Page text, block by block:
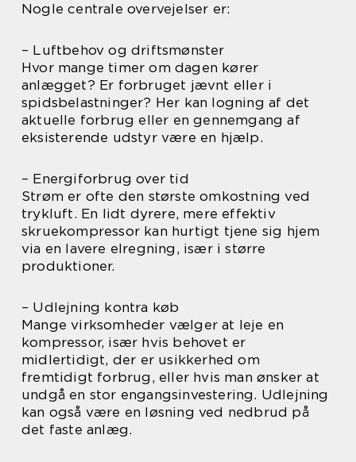
Nogle centrale overvejelser er:
– Luftbehov og driftsmønster
Hvor mange timer om dagen kører
anlægget? Er forbruget jævnt eller i
spidsbelastninger? Her kan logning af det
aktuelle forbrug eller en gennemgang af
eksisterende udstyr være en hjælp.
– Energiforbrug over tid
Strøm er ofte den største omkostning ved
trykluft. En lidt dyrere, mere effektiv
skruekompressor kan hurtigt tjene sig hjem
via en lavere elregning, især i større
produktioner.
– Udlejning kontra køb
Mange virksomheder vælger at leje en
kompressor, især hvis behovet er
midlertidigt, der er usikkerhed om
fremtidigt forbrug, eller hvis man ønsker at
undgå en stor engangsinvestering. Udlejning
kan også være en løsning ved nedbrud på
det faste anlæg.